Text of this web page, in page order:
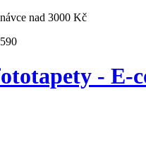
nad 3000 Kč
- E-